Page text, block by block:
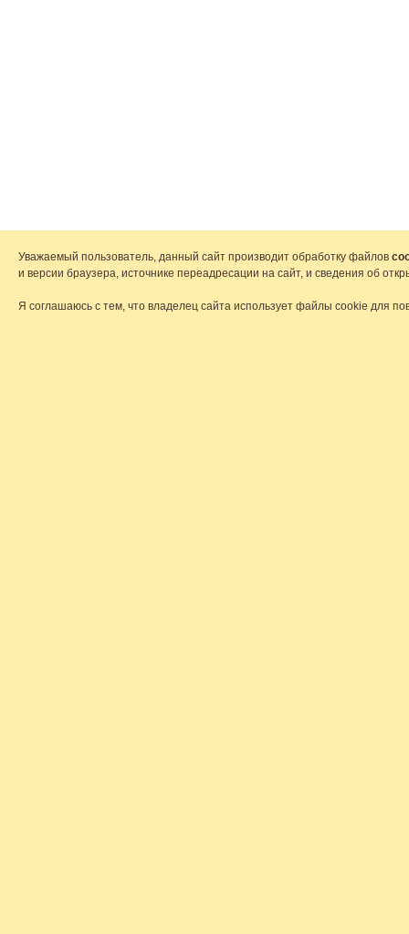
Уважаемый пользователь, данный сайт производит обработку файлов
и версии браузера, источнике переадресации на сайт, и сведения об
Я соглашаюсь с тем, что владелец сайта использует файлы cookie для